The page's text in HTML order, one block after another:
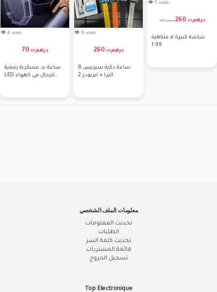
👁 4 vues
70. 00درهم
ساعة يد عسكرية رقمية
LED للرجال في الهواء
👁 8 vues
260. 00درهم
ساعة ذكية سيريس 8
الترا + ايربودز 2
👁 5 vues
300 درهم260. 00درهم
شاشة كبيرة لا متناهية
1.99
معلومات الملف الشخصي
تحديث المعلومات
الطلبات
تحديث كلمة السر
قائمة المشتريات
تسجيل الخروج
Top Électronique